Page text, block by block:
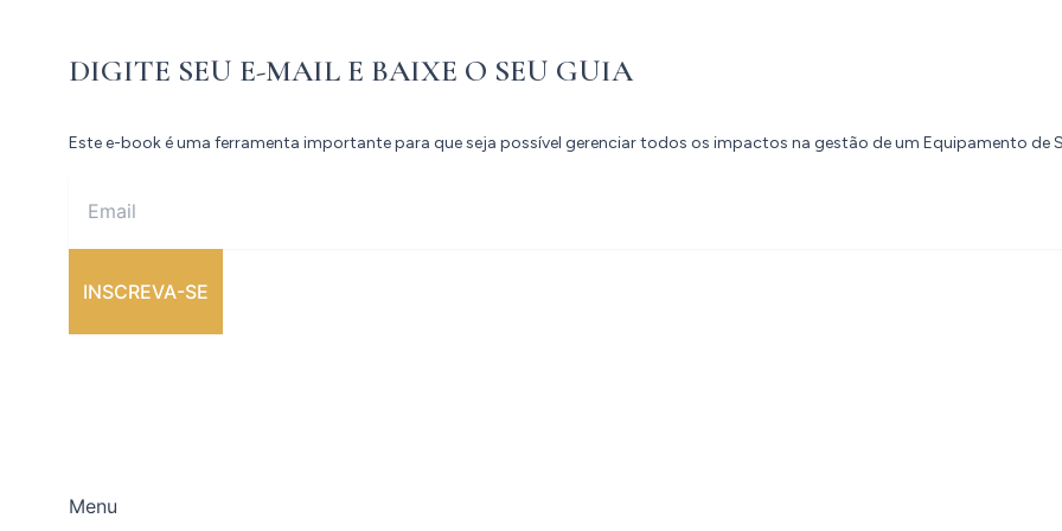
DIGITE SEU E-MAIL E BAIXE O SEU GUIA
Este e-book é uma ferramenta importante para que seja possível gerenciar todos os impactos na gestão de um Equipamento de
INSCREVA-SE
Menu